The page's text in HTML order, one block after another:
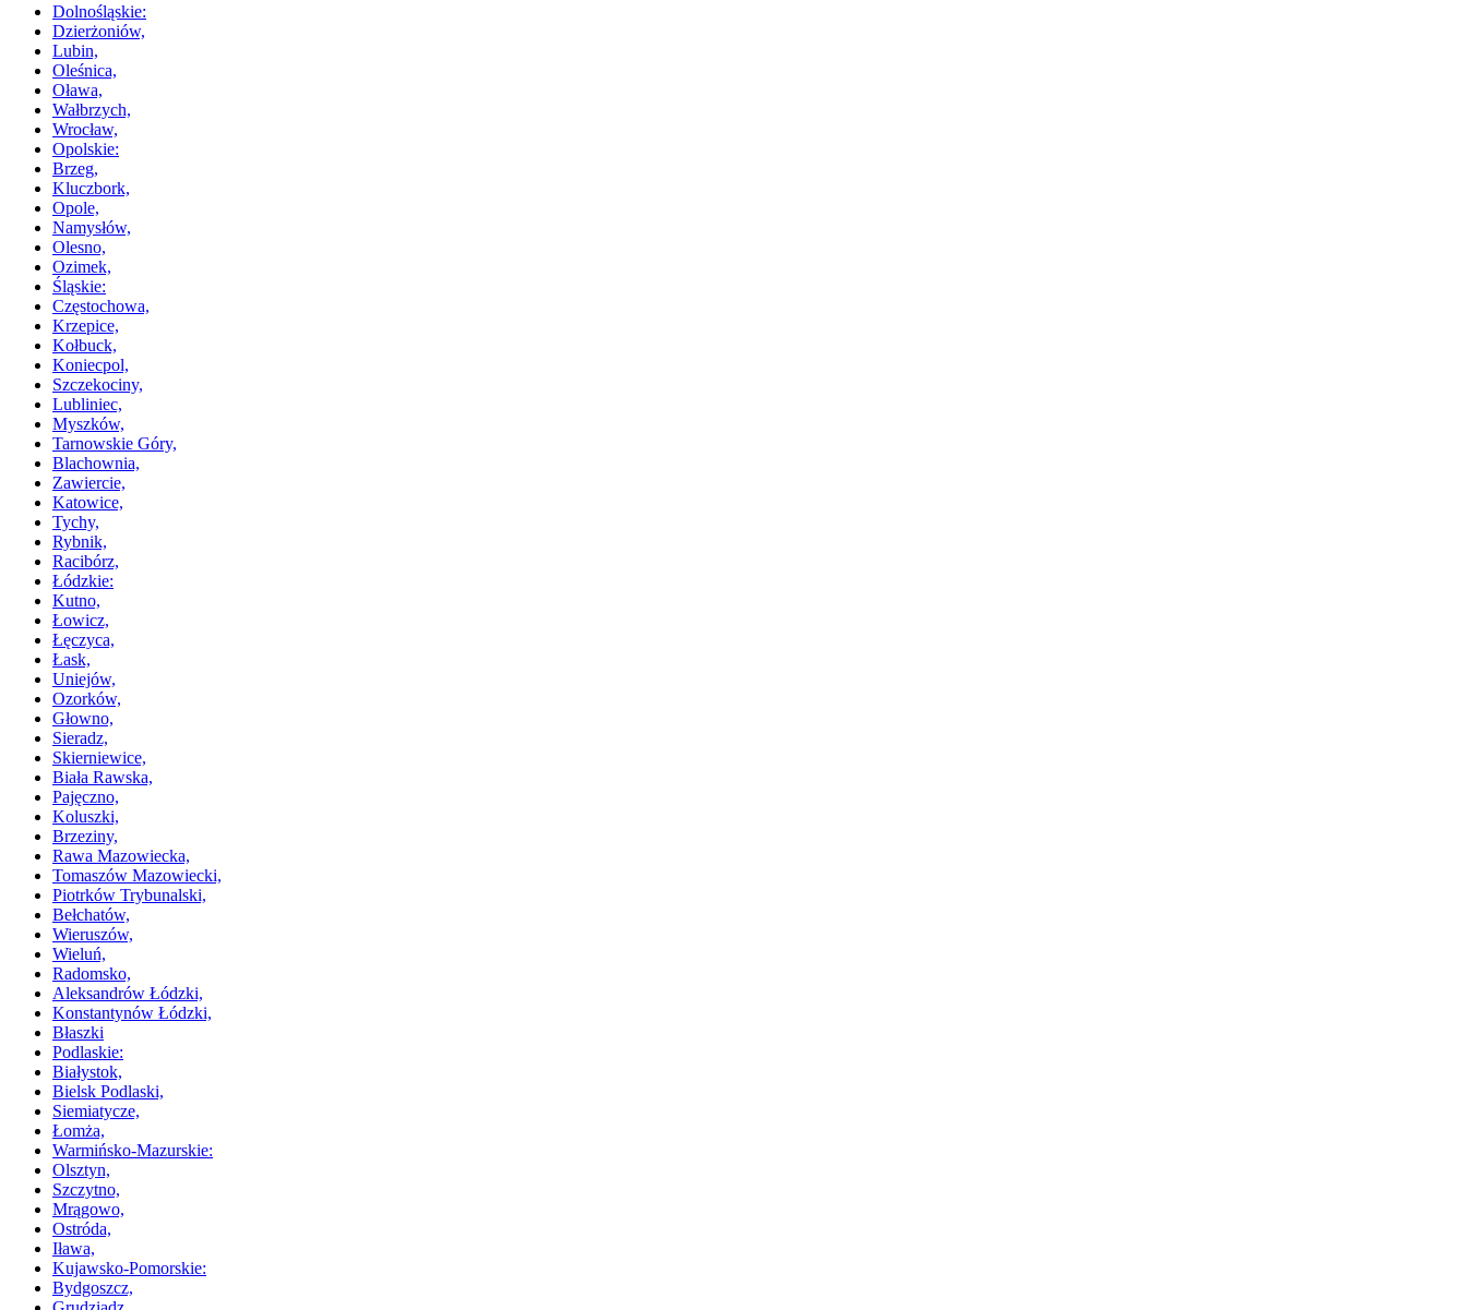
Dolnośląskie:
Dzierżoniów,
Lubin,
Oleśnica,
Oława,
Wałbrzych,
Wrocław,
Opolskie:
Brzeg,
Kluczbork,
Opole,
Namysłów,
Olesno,
Ozimek,
Śląskie:
Częstochowa,
Krzepice,
Kołbuck,
Koniecpol,
Szczekociny,
Lubliniec,
Myszków,
Tarnowskie Góry,
Blachownia,
Zawiercie,
Katowice,
Tychy,
Rybnik,
Racibórz,
Łódzkie:
Kutno,
Łowicz,
Łęczyca,
Łask,
Uniejów,
Ozorków,
Głowno,
Sieradz,
Skierniewice,
Biała Rawska,
Pajęczno,
Koluszki,
Brzeziny,
Rawa Mazowiecka,
Tomaszów Mazowiecki,
Piotrków Trybunalski,
Bełchatów,
Wieruszów,
Wieluń,
Radomsko,
Aleksandrów Łódzki,
Konstantynów Łódzki,
Błaszki
Podlaskie:
Białystok,
Bielsk Podlaski,
Siemiatycze,
Łomża,
Warmińsko-Mazurskie:
Olsztyn,
Szczytno,
Mrągowo,
Ostróda,
Iława,
Kujawsko-Pomorskie:
Bydgoszcz,